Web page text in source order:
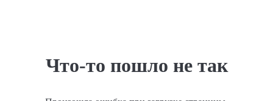
Что-то пошло не так